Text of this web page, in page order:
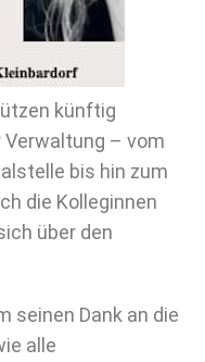
künftig
– vom
bis hin zum
die Kolleginnen
über den
seinen Dank an die
alle